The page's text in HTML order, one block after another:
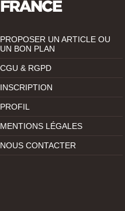
PROPOSER UN ARTICLE OU
UN BON PLAN
CGU & RGPD
INSCRIPTION
PROFIL
MENTIONS LÉGALES
NOUS CONTACTER